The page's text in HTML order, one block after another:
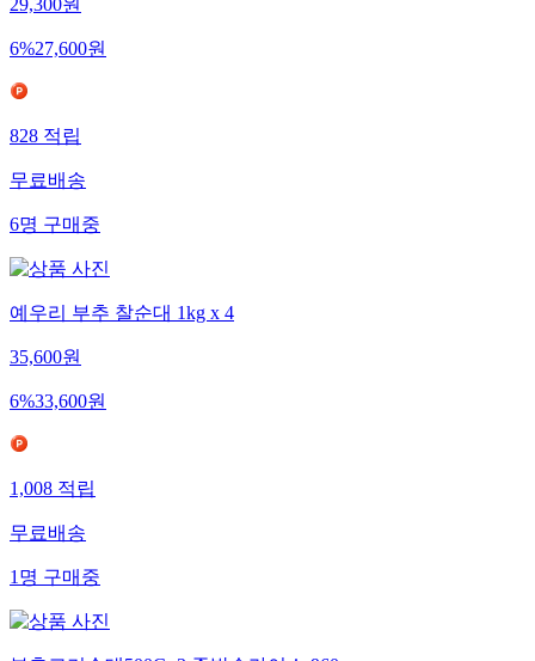
29,300원
6%27,600원
828적립
무료배송
6명구매중
예우리 부추 찰순대 1kg x 4
35,600원
6%33,600원
1,008적립
무료배송
1명구매중